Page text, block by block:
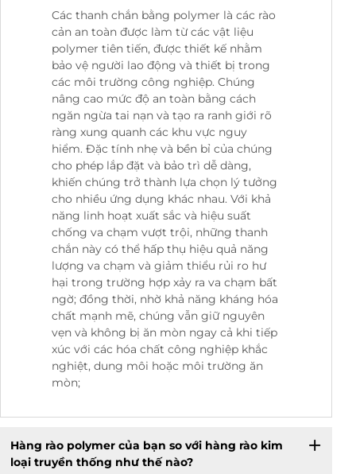
Các thanh chắn bằng polymer là các rào
cản an toàn được làm từ các vật liệu
polymer tiên tiến, được thiết kế nhằm
bảo vệ người lao động và thiết bị trong
các môi trường công nghiệp. Chúng
nâng cao mức độ an toàn bằng cách
ngăn ngừa tai nạn và tạo ra ranh giới rõ
ràng xung quanh các khu vực nguy
hiểm. Đặc tính nhẹ và bền bỉ của chúng
cho phép lắp đặt và bảo trì dễ dàng,
khiến chúng trở thành lựa chọn lý tưởng
cho nhiều ứng dụng khác nhau. Với khả
năng linh hoạt xuất sắc và hiệu suất
chống va chạm vượt trội, những thanh
chắn này có thể hấp thụ hiệu quả năng
lượng va chạm và giảm thiểu rủi ro hư
hại trong trường hợp xảy ra va chạm bất
ngờ; đồng thời, nhờ khả năng kháng hóa
chất mạnh mẽ, chúng vẫn giữ nguyên
vẹn và không bị ăn mòn ngay cả khi tiếp
xúc với các hóa chất công nghiệp khắc
nghiệt, dung môi hoặc môi trường ăn
mòn;
Hàng rào polymer của bạn so với hàng rào kim
loại truyền thống như thế nào?